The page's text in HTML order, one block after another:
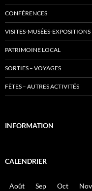
CONFÉRENCES
VISITES-MUSÉES-EXPOSITIONS
PATRIMOINE LOCAL
SORTIES – VOYAGES
FÊTES – AUTRES ACTIVITÉS
INFORMATION
CALENDRIER
Août Sep Oct Nov